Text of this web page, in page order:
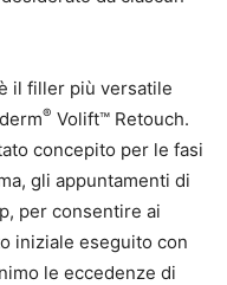
il filler più versatile
® Volift™ Retouch.
concepito per le fasi
gli appuntamenti di
per consentire ai
iniziale eseguito con
le eccedenze di